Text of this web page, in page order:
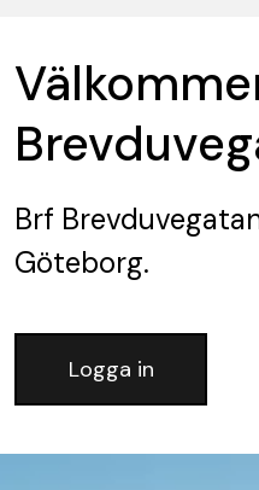
Brf
Göteborg.
Logga in